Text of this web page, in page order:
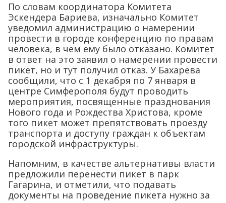
По словам координатора Комитета
Эскендера Бариева, изначально Комитет
уведомил администрацию о намерении
провести в городе конференцию по правам
человека, в чем ему было отказано. Комитет
в ответ на это заявил о намерении провести
пикет, но и тут получил отказ. У Бахарева
сообщили, что с 1 декабря по 7 января в
центре Симферополя будут проводить
мероприятия, посвященные празднования
Нового года и Рождества Христова, кроме
того пикет может препятствовать проезду
транспорта и доступу граждан к объектам
городской инфраструктуры.
Напомним, в качестве альтернативы власти
предложили перенести пикет в парк
Гагарина, и отметили, что подавать
документы на проведение пикета нужно за